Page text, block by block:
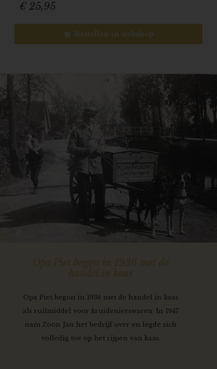
€ 25,95
Bestellen in webshop
Opa Piet begon in 1936 met de
handel in kaas
Opa Piet begon in 1936 met de handel in kaas
als ruilmiddel voor kruidenierswaren. In 1947
nam Zoon Jan het bedrijf over en legde zich
volledig toe op het rijpen van kaas.
Previous